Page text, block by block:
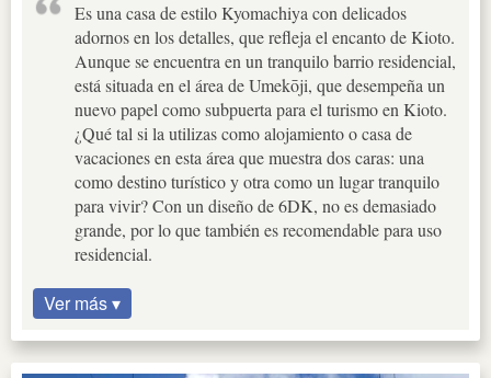
Es una casa de estilo Kyomachiya con delicados
adornos en los detalles, que refleja el encanto de Kioto.
Aunque se encuentra en un tranquilo barrio residencial,
está situada en el área de Umekōji, que desempeña un
nuevo papel como subpuerta para el turismo en Kioto.
¿Qué tal si la utilizas como alojamiento o casa de
vacaciones en esta área que muestra dos caras: una
como destino turístico y otra como un lugar tranquilo
para vivir? Con un diseño de 6DK, no es demasiado
grande, por lo que también es recomendable para uso
residencial.
Ver más ▾